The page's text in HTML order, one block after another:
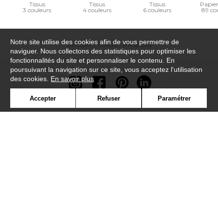
Tissus
3 couleurs
Tissus
4 couleurs
Tissus
6 couleurs
89
Accueil›Tissus› Propolis
Notre site utilise des cookies afin de vous permettre de
naviguer. Nous collectons des statistiques pour optimiser les
fonctionnalités du site et personnaliser le contenu. En
poursuivant la navigation sur ce site, vous acceptez l'utilisation
des cookies. En savoir plus
Accepter Refuser Paramétrer